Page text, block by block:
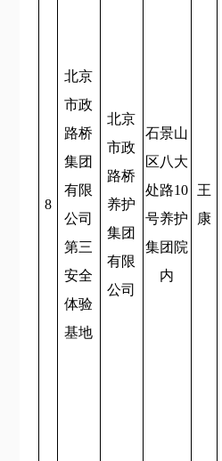
8
北京
市政
路桥
集团
有限
公司
第三
安全
体验
基地
北京
市政
路桥
养护
集团
有限
公司
石景山
区八大
处路10
号养护
集团院
内
王
康